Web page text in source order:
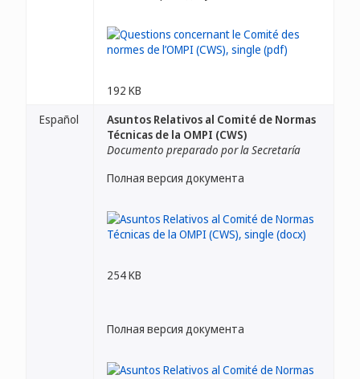
192 KB
Español
Asuntos Relativos al Comité de Normas
Técnicas de la OMPI (CWS)
Documento preparado por la Secretaría
Полная версия документа
254 KB
Полная версия документа